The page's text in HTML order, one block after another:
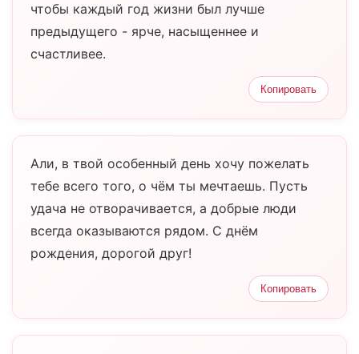
чтобы каждый год жизни был лучше
предыдущего - ярче, насыщеннее и
счастливее.
Копировать
Али, в твой особенный день хочу пожелать
тебе всего того, о чём ты мечтаешь. Пусть
удача не отворачивается, а добрые люди
всегда оказываются рядом. С днём
рождения, дорогой друг!
Копировать